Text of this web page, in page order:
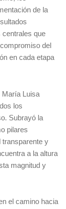
de la
centrales que
del
en cada etapa
María Luisa
los
Subrayó la
pilares
transparente y
a la altura
magnitud y
el camino hacia